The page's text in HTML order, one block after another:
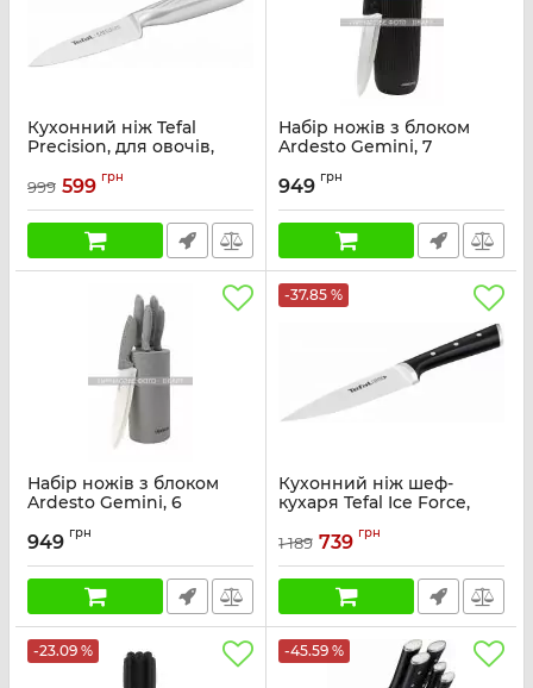
Кухонний ніж Tefal
Precision, для овочів,
Артикул: K2890124
999 599 грн
Набір ножів з блоком
Ardesto Gemini, 7
сталь, пластик, чорний
Артикул: AR2107BL
949 грн
Набір ножів з блоком
Ardesto Gemini, 6
сталь, пластик, сірий
Артикул: AR2106GR
949 грн
-37.85 %
Кухонний ніж шеф-
кухаря Tefal Ice Force,
пдастик
Артикул: K2320324
1 189 739 грн
-23.09 % -45.59 %